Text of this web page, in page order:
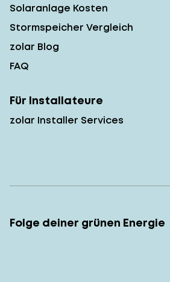
Solaranlage Kosten
Stormspeicher Vergleich
zolar Blog
FAQ
Für Installateure
zolar Installer Services
Folge deiner grünen Energie